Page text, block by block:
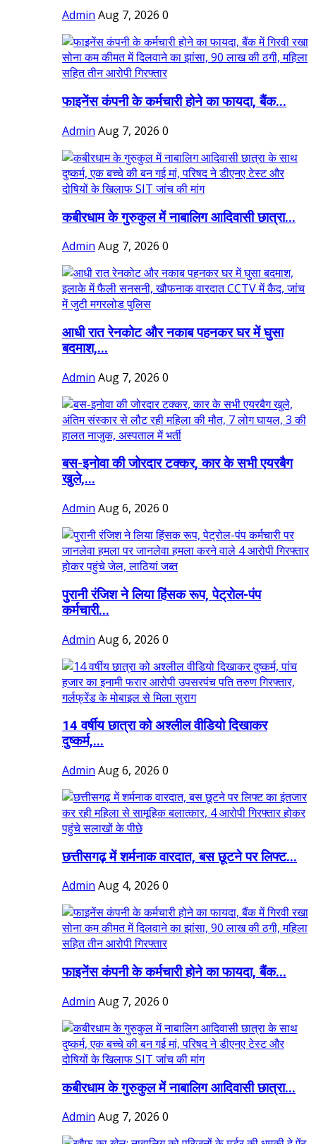
Admin Aug 7, 2026 0
फाइनेंस कंपनी के कर्मचारी होने का फायदा, बैंक...
Admin Aug 7, 2026 0
कबीरधाम के गुरुकुल में नाबालिग आदिवासी छात्रा...
Admin Aug 7, 2026 0
आधी रात रेनकोट और नकाब पहनकर घर में घुसा
बदमाश,...
Admin Aug 7, 2026 0
बस-इनोवा की जोरदार टक्कर, कार के सभी एयरबैग
खुले,...
Admin Aug 6, 2026 0
पुरानी रंजिश ने लिया हिंसक रूप, पेट्रोल-पंप
कर्मचारी...
Admin Aug 6, 2026 0
14 वर्षीय छात्रा को अश्लील वीडियो दिखाकर
दुष्कर्म,...
Admin Aug 6, 2026 0
छत्तीसगढ़ में शर्मनाक वारदात, बस छूटने पर लिफ्ट...
Admin Aug 4, 2026 0
फाइनेंस कंपनी के कर्मचारी होने का फायदा, बैंक...
Admin Aug 7, 2026 0
कबीरधाम के गुरुकुल में नाबालिग आदिवासी छात्रा...
Admin Aug 7, 2026 0